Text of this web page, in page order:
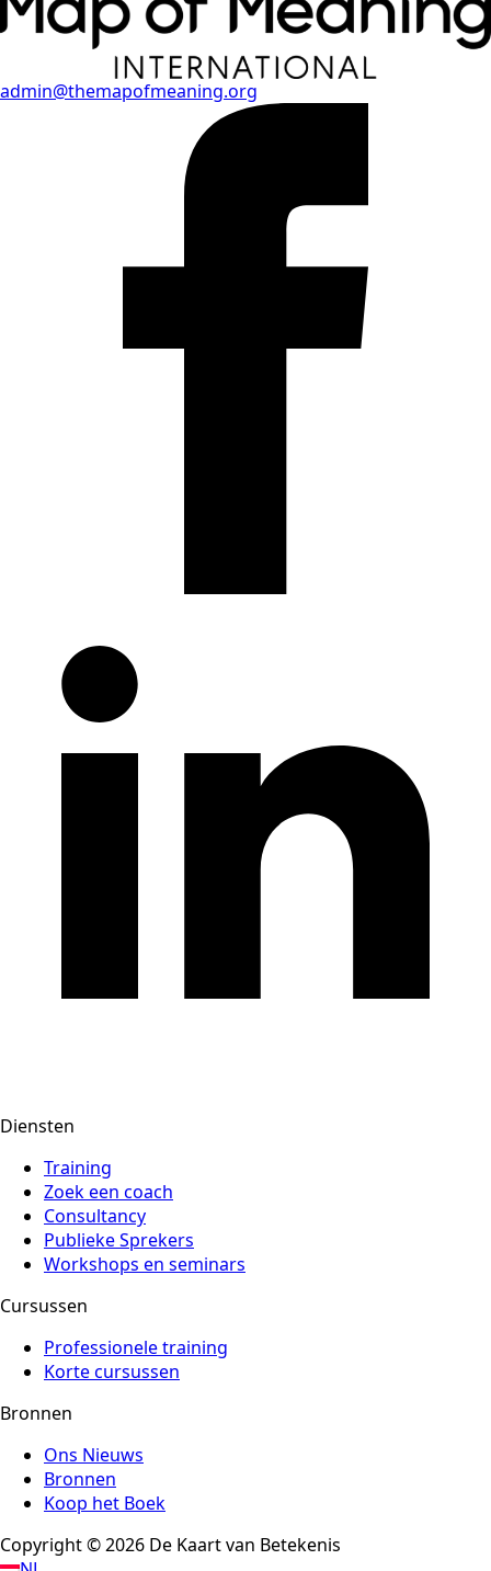
admin@themapofmeaning.org
Diensten
Training
Zoek een coach
Consultancy
Publieke Sprekers
Workshops en seminars
Cursussen
Professionele training
Korte cursussen
Bronnen
Ons Nieuws
Bronnen
Koop het Boek
Copyright © 2026 De Kaart van Betekenis